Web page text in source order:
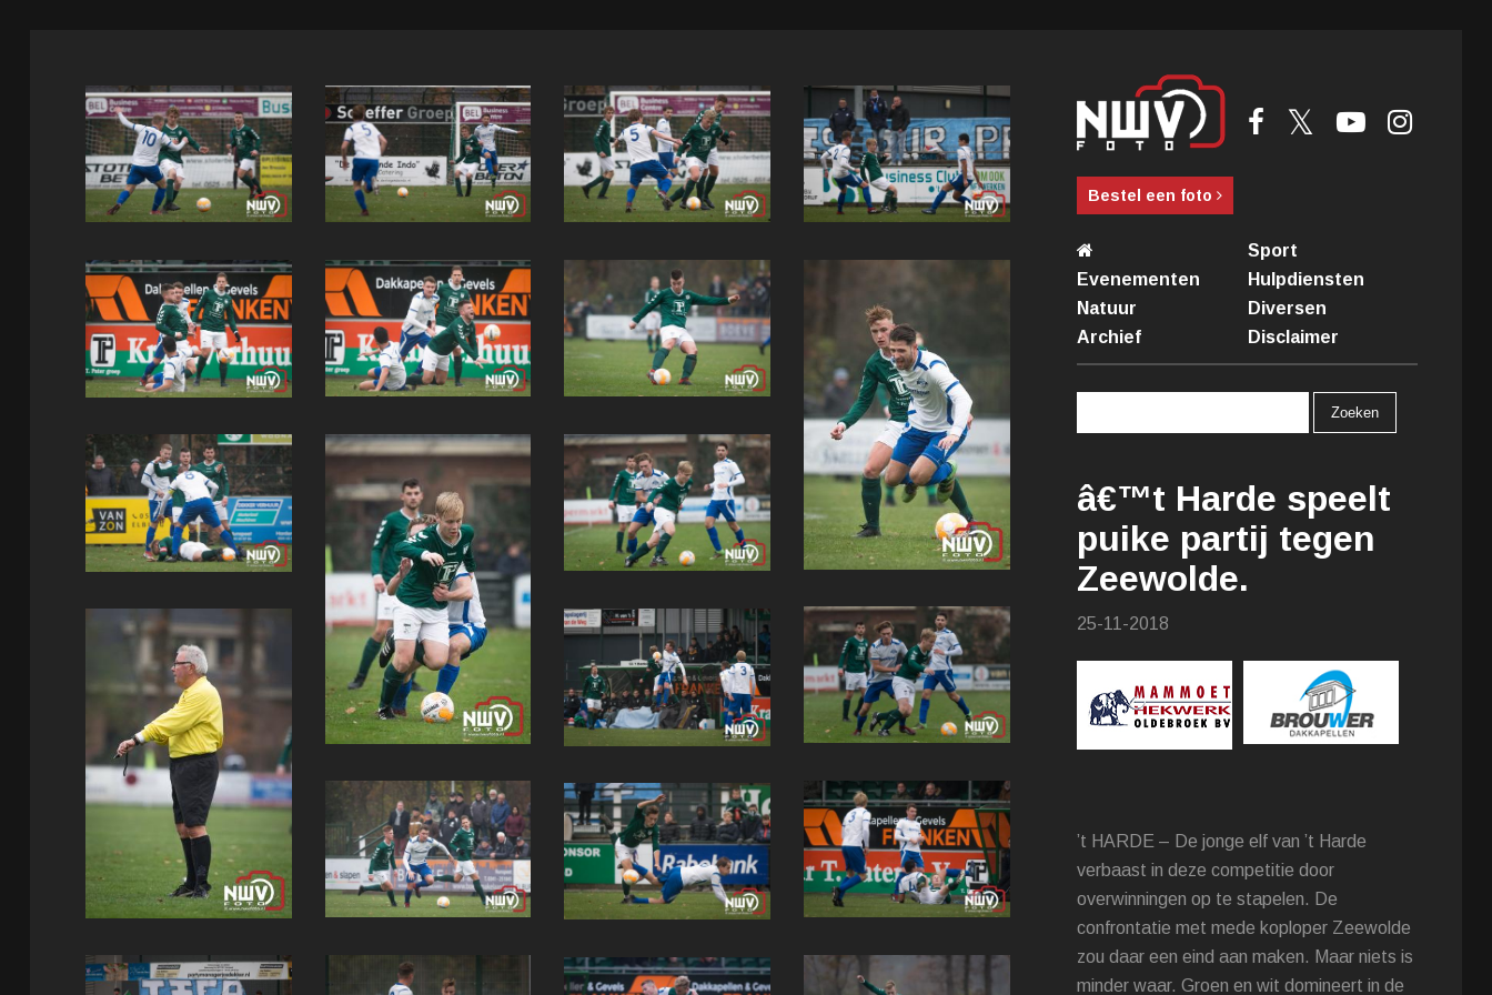
Bestel een foto
Sport
Evenementen
Hulpdiensten
Natuur
Diversen
Archief
Disclaimer
â€™t Harde speelt
puike partij tegen
Zeewolde.
25-11-2018
’t HARDE – De jonge elf van ’t Harde
verbaast in deze competitie door
overwinningen op te stapelen. De
confrontatie met mede koploper Zeewolde
zou daar een eind aan maken. Maar niets is
minder waar. Groen en wit domineert in de